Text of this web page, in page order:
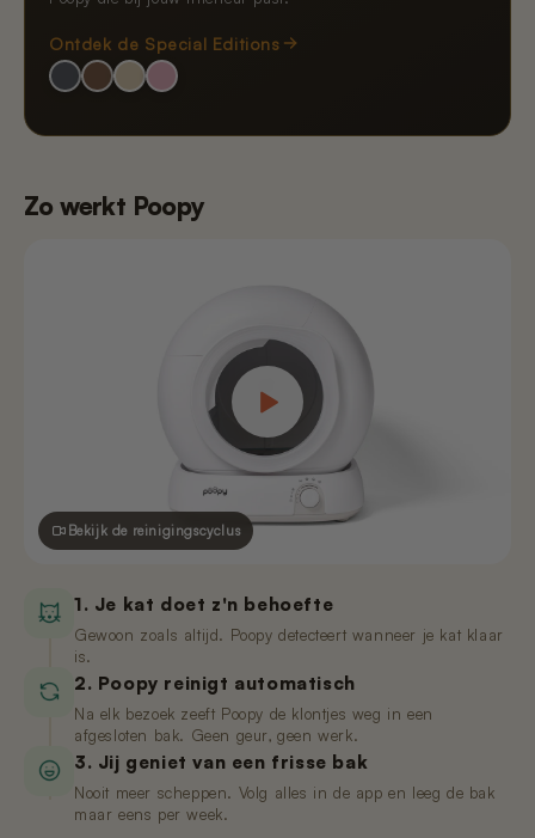
Ontdek de Special Editions
Zo werkt Poopy
Bekijk de reinigingscyclus
1. Je kat doet z'n behoefte
Gewoon zoals altijd. Poopy detecteert wanneer je kat klaar
is.
2. Poopy reinigt automatisch
Na elk bezoek zeeft Poopy de klontjes weg in een
afgesloten bak. Geen geur, geen werk.
3. Jij geniet van een frisse bak
Nooit meer scheppen. Volg alles in de app en leeg de bak
maar eens per week.